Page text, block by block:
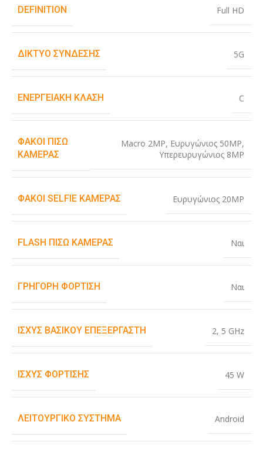
DEFINITION Full HD
ΔΊΚΤΥΟ ΣΎΝΔΕΣΗΣ 5G
ΕΝΕΡΓΕΙΑΚΉ ΚΛΆΣΗ C
ΦΑΚΟΊ ΠΊΣΩ
ΚΆΜΕΡΑΣ
Macro 2MP, Ευρυγώνιος 50MP,
Υπερευρυγώνιος 8MP
ΦΑΚΟΊ SELFIE ΚΆΜΕΡΑΣ Ευρυγώνιος 20MP
FLASH ΠΊΣΩ ΚΆΜΕΡΑΣ Ναι
ΓΡΉΓΟΡΗ ΦΌΡΤΙΣΗ Ναι
ΙΣΧΎΣ ΒΑΣΙΚΟΎ ΕΠΕΞΕΡΓΑΣΤΉ 2, 5 GHz
ΙΣΧΎΣ ΦΌΡΤΙΣΗΣ 45 W
ΛΕΙΤΟΥΡΓΙΚΌ ΣΎΣΤΗΜΑ Android